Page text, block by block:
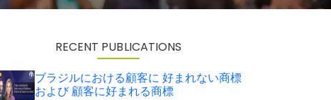
RECENT PUBLICATIONS
ブラジルにおける顧客に 好まれない商標
および 顧客に好まれる商標